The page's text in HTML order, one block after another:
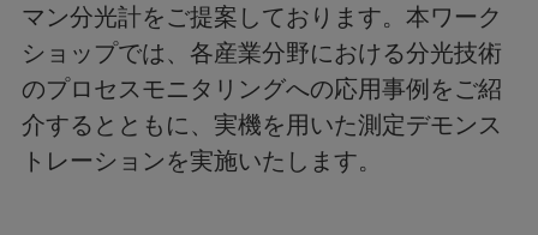
マン分光計をご提案しております。本ワーク
ショップでは、各産業分野における分光技術
のプロセスモニタリングへの応用事例をご紹
介するとともに、実機を用いた測定デモンス
トレーションを実施いたします。